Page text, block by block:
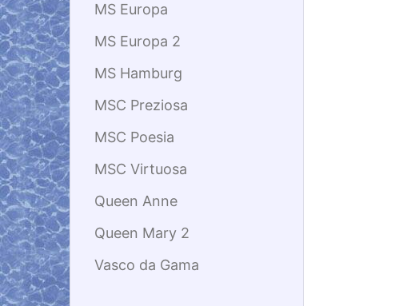
MS Europa
MS Europa 2
MS Hamburg
MSC Preziosa
MSC Poesia
MSC Virtuosa
Queen Anne
Queen Mary 2
Vasco da Gama